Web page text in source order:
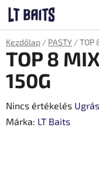
Ugrás
fő
tartalomhoz
Kezdőlap / PASTY /TOP
TOP 8
150G
A
termék
Nincs értékelés
Márka: LT Baits